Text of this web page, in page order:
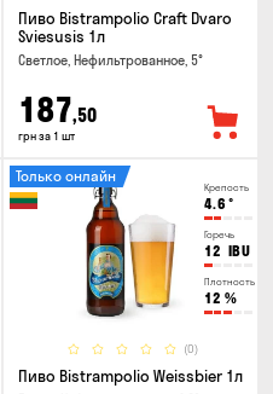
Пиво Bistrampolio Craft Dvaro
Sviesusis 1л
Светлое, Нефильтрованное, 5°
187,50
грн за 1 шт
Крепость
4.6 °
Горечь
12 IBU
Плотность
12 %
(0)
Только онлайн
Пиво Bistrampolio Weissbier 1л